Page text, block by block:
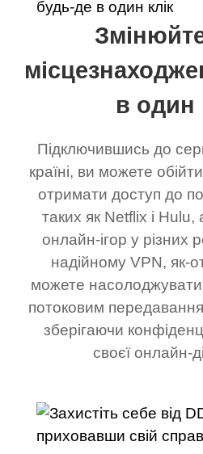
в один
Підключившись до
країні, ви можете
отримати доступ до
таких як Netflix і Hulu,
онлайн-ігор у різних
надійному VPN, як-
можете
потоковим
зберігаючи
своєї онлайн-